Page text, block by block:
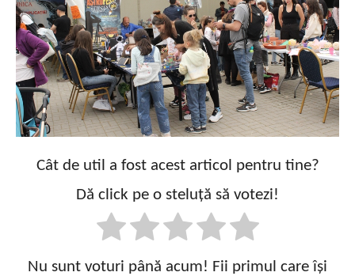
Cât de util a fost acest articol pentru tine?
Dă click pe o steluță să votezi!
Nu sunt voturi până acum! Fii primul care își